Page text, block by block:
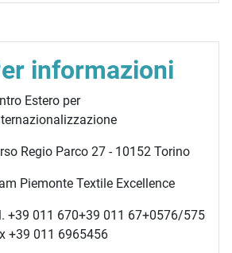
informazioni
Estero per
Regio Parco 27 - 10152 Torino
Piemonte Textile Excellence
+39 011 670+39 011 67+0576/575
+39 011 6965456